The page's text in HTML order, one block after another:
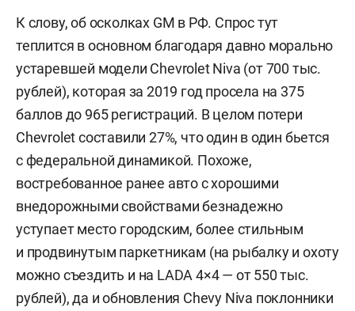
К слову, об осколках GM в РФ. Спрос тут
теплится в основном благодаря давно морально
устаревшей модели Chevrolet Niva (от 700 тыс.
рублей), которая за 2019 год просела на 375
баллов до 965 регистраций. В целом потери
Chevrolet составили 27%, что один в один бьется
с федеральной динамикой. Похоже,
востребованное ранее авто с хорошими
внедорожными свойствами безнадежно
уступает место городским, более стильным
и продвинутым паркетникам (на рыбалку и охоту
можно съездить и на LADA 4×4 — от 550 тыс.
рублей), да и обновления Chevy Niva поклонники